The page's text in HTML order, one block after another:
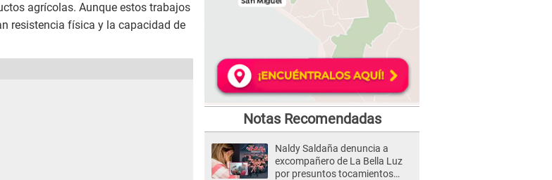
agrícolas. Aunque estos trabajos
resistencia física y la capacidad de
Notas Recomendadas
Naldy Saldaña denuncia a
excompañero de La Bella Luz
por presuntos tocamientos